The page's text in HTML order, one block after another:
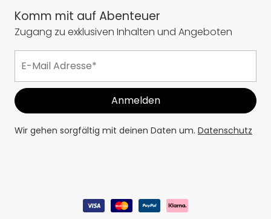
Komm mit auf Abenteuer
Zugang zu exklusiven Inhalten und Angeboten
Wir gehen sorgfältig mit deinen Daten um. Datenschutz